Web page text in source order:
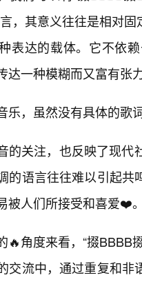
，其意义往往是相对
表达的载体。它不依
达一种模糊而又富有张
乐，虽然没有具体的歌
的关注，也反映了现代
的语言往往难以引起
被人们所接受和喜爱❤️
🔥角度来看，“掇BBBB
交流中，通过重复和